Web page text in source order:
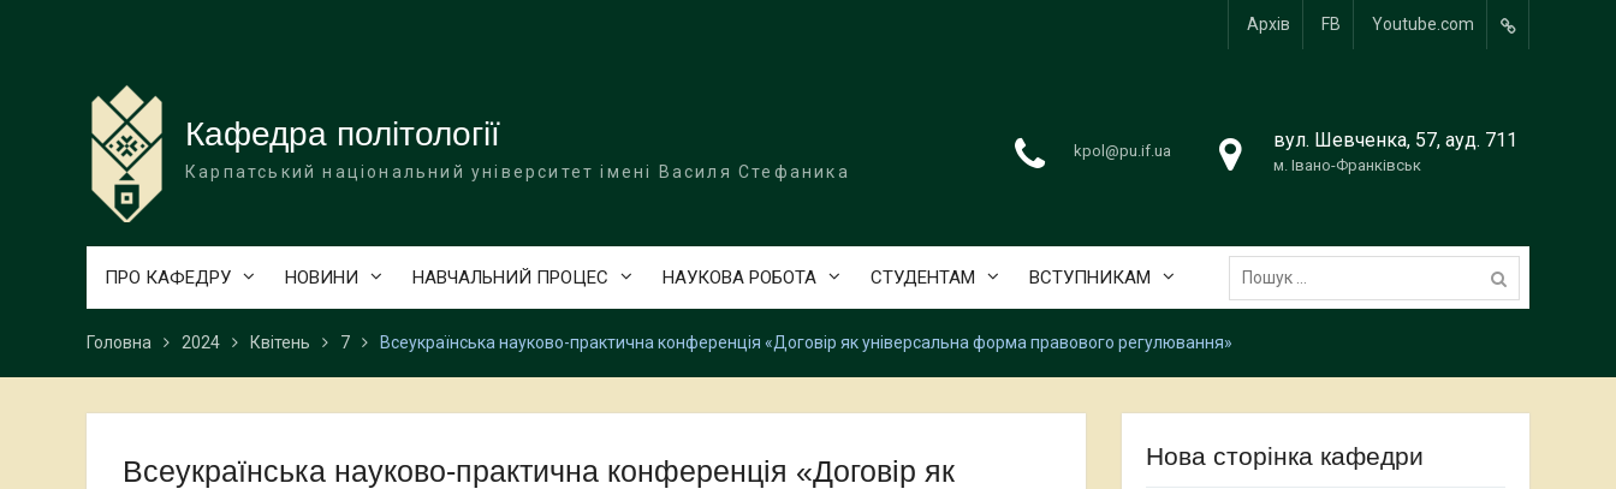
Facebook
Архів FB Youtube.com
Кафедра політології
Карпатський національний університет імені Василя Стефаника
kpol@pu.if.ua вул. Шевченка, 57, ауд. 711
м. Івано-Франківськ
ПРО КАФЕДРУ НОВИНИ НАВЧАЛЬНИЙ ПРОЦЕС НАУКОВА РОБОТА СТУДЕНТАМ ВСТУПНИКАМ
Пошук:
Головна 2024 Квітень 7 Всеукраїнська науково-практична конференція «Договір як універсальна форма правового регулювання»
Всеукраїнська науково-практична конференція «Договір як
Нова сторінка кафедри